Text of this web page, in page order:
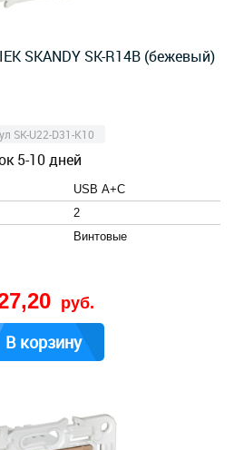
SKANDY SK-R14B (бежевый)
SK-U22-D31-K10
5-10 дней
USB А+C
2
Винтовые
руб.
В корзину